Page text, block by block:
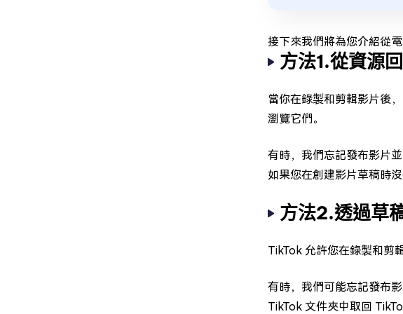
接下來我們將為您介紹從
方法1.從資源
當你在錄製和剪輯影片後
瀏覽它們。
有時，我們忘記發布影片
如果您在創建影片草稿時
方法2.透過草
TikTok 允許您在錄製和剪
有時，我們可能忘記發布
TikTok 文件夾中取回